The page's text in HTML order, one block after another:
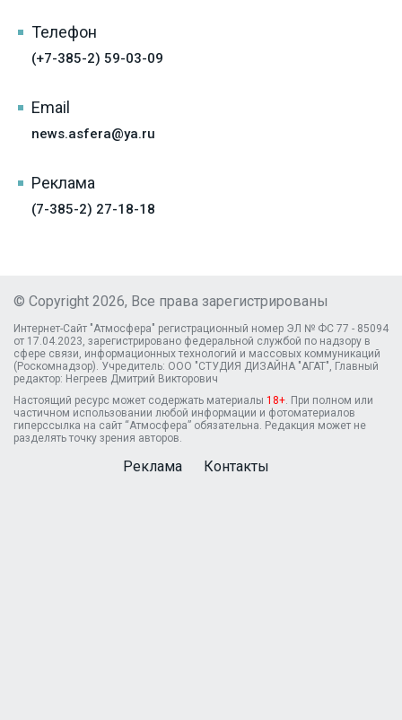
Телефон
(+7-385-2) 59-03-09
Email
news.asfera@ya.ru
Реклама
(7-385-2) 27-18-18
© Copyright 2026, Все права зарегистрированы
Интернет-Сайт "Атмосфера" регистрационный номер ЭЛ № ФС 77 - 85094
от 17.04.2023, зарегистрировано федеральной службой по надзору в
сфере связи, информационных технологий и массовых коммуникаций
(Роскомнадзор). Учредитель: ООО "СТУДИЯ ДИЗАЙНА "АГАТ", Главный
редактор: Негреев Дмитрий Викторович
Настоящий ресурс может содержать материалы 18+. При полном или
частичном использовании любой информации и фотоматериалов
гиперссылка на сайт “Атмосфера” обязательна. Редакция может не
разделять точку зрения авторов.
Реклама Контакты